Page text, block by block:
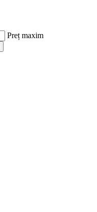
Preț maxim